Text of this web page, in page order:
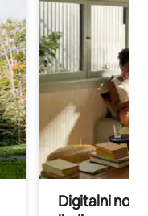
Digitalni